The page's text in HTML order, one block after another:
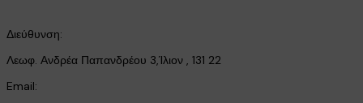
Διεύθυνση:
Λεωφ. Ανδρέα Παπανδρέου 3,Ίλιον , 131 22
Email: